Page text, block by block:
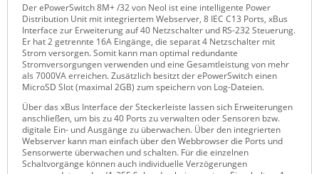
Power Kingdom
Poynting
Raritan
Riello UPS
Server Technology
Siretta
SIRIO Antenne
Der ePowerSwitch 8M+ /32 von Neol ist eine intelligente Power
Distribution Unit mit integriertem Webserver, 8 IEC C13 Ports, xBus
Interface zur Erweiterung auf 40 Netzschalter und RS-232 Steuerung.
Er hat 2 getrennte 16A Eingänge, die separat 4 Netzschalter mit
Strom versorgen. Somit kann man optimal redundante
Stromversorgungen verwenden und eine Gesamtleistung von mehr
als 7000VA erreichen. Zusätzlich besitzt der ePowerSwitch einen
MicroSD Slot (maximal 2GB) zum speichern von Log-Dateien.
Über das xBus Interface der Steckerleiste lassen sich Erweiterungen
anschließen, um bis zu 40 Ports zu verwalten oder Sensoren bzw.
digitale Ein- und Ausgänge zu überwachen. Über den integrierten
Webserver kann man einfach über den Webbrowser die Ports und
Sensorwerte überwachen und schalten. Für die einzelnen
Schaltvorgänge können auch individuelle Verzögerungen